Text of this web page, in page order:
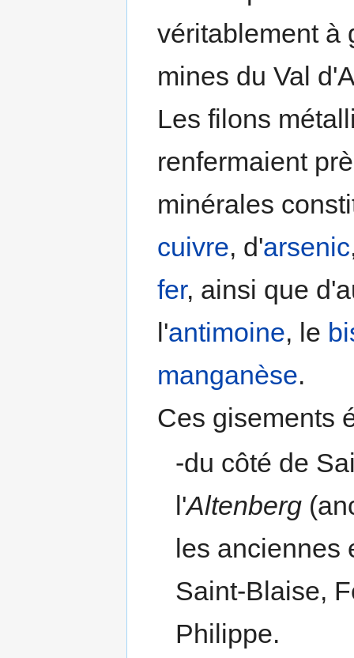
véritablement à
mines du Val
Les filons
renfermaient
minérales
cuivre, d'arsenic
fer, ainsi que
l'antimoine, le
manganèse.
Ces gisements
-du côté de
l'Altenberg
les anciennes
Saint-Blaise,
Philippe.